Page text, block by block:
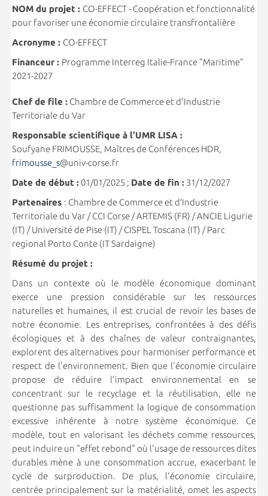
NOM du projet : CO-EFFECT - Coopération et fonctionnalité
pour favoriser une économie circulaire transfrontalière
Acronyme : CO-EFFECT
Financeur : Programme Interreg Italie-France "Maritime"
2021-2027
Chef de file :Chambre de Commerce et d'Industrie
Territoriale du Var
Responsable scientifique à l’UMR LISA :
Soufyane FRIMOUSSE, Maîtres de Conférences HDR,
frimousse_s@univ-corse.fr
Date de début :01/01/2025 ; Date de fin :31/12/2027
Partenaires : Chambre de Commerce et d’Industrie
Territoriale du Var / CCI Corse / ARTEMIS (FR) / ANCIE Ligurie
(IT) / Université de Pise (IT) / CISPEL Toscana (IT) / Parc
regional Porto Conte (IT Sardaigne)
Résumé du projet :
Dans un contexte où le modèle économique dominant
exerce une pression considérable sur les ressources
naturelles et humaines, il est crucial de revoir les bases de
notre économie. Les entreprises, confrontées à des défis
écologiques et à des chaînes de valeur contraignantes,
explorent des alternatives pour harmoniser performance et
respect de l'environnement. Bien que l'économie circulaire
propose de réduire l'impact environnemental en se
concentrant sur le recyclage et la réutilisation, elle ne
questionne pas suffisamment la logique de consommation
excessive inhérente à notre système économique. Ce
modèle, tout en valorisant les déchets comme ressources,
peut induire un "effet rebond" où l'usage de ressources dites
durables mène à une consommation accrue, exacerbant le
cycle de surproduction. De plus, l'économie circulaire,
centrée principalement sur la matérialité, omet les aspects